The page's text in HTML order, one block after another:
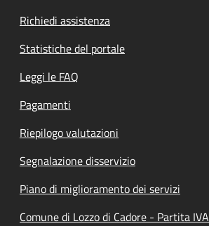
Richiedi assistenza
Statistiche del portale
Leggi le FAQ
Pagamenti
Riepilogo valutazioni
Segnalazione disservizio
Piano di miglioramento dei servizi
Comune di Lozzo di Cadore - Partita IVA